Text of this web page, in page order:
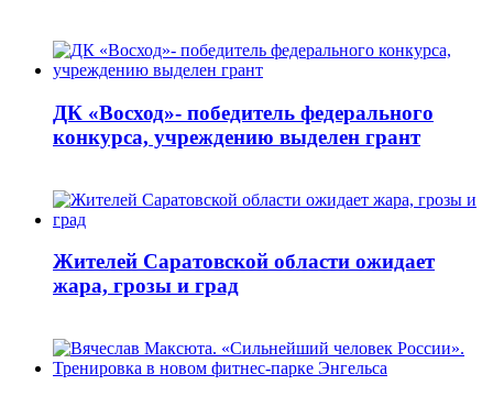
ДК «Восход»- победитель федерального
конкурса, учреждению выделен грант
Жителей Саратовской области ожидает
жара, грозы и град